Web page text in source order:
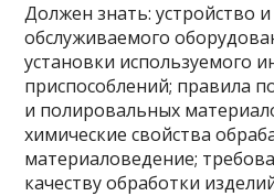
Должен знать: устройство
обслуживаемого
установки используемого
приспособлений; правила
и полировальных
химические свойства
материаловедение;
качеству обработки